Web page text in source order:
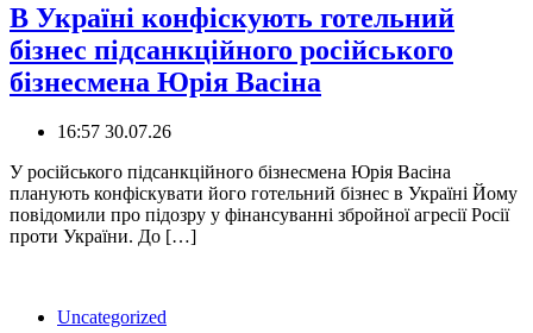
В Україні конфіскують готельний
бізнес підсанкційного російського
бізнесмена Юрія Васіна
16:57 30.07.26
У російського підсанкційного бізнесмена Юрія Васіна
планують конфіскувати його готельний бізнес в Україні Йому
повідомили про підозру у фінансуванні збройної агресії Росії
проти України. До […]
Uncategorized